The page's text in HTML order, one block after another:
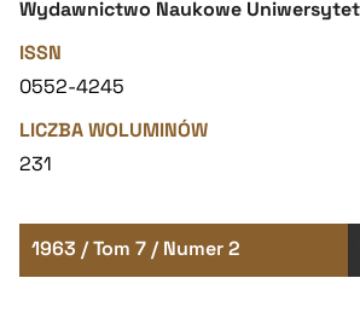
Wydawnictwo Naukowe
ISSN
0552-4245
LICZBA WOLUMINÓW
231
1963 / Tom 7 / Numer 2